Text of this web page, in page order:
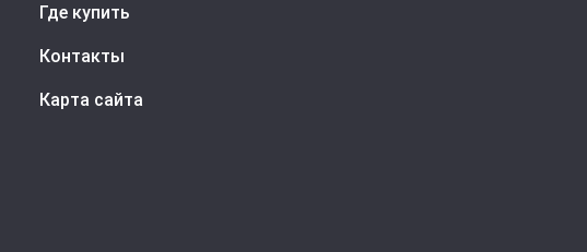
Где купить
Контакты
Карта сайта